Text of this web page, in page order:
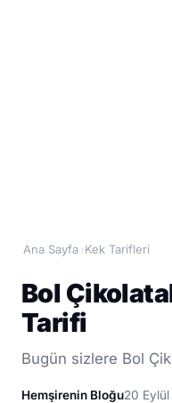
Ana Sayfa ›Kek Tarifleri
Bol
Tarifi
Bugün sizlere Bol
Hemşirenin Bloğu20